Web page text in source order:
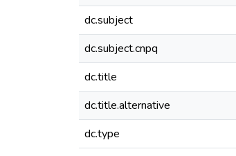
dc.subject
dc.subject.cnpq
dc.title
dc.title.alternative
dc.type